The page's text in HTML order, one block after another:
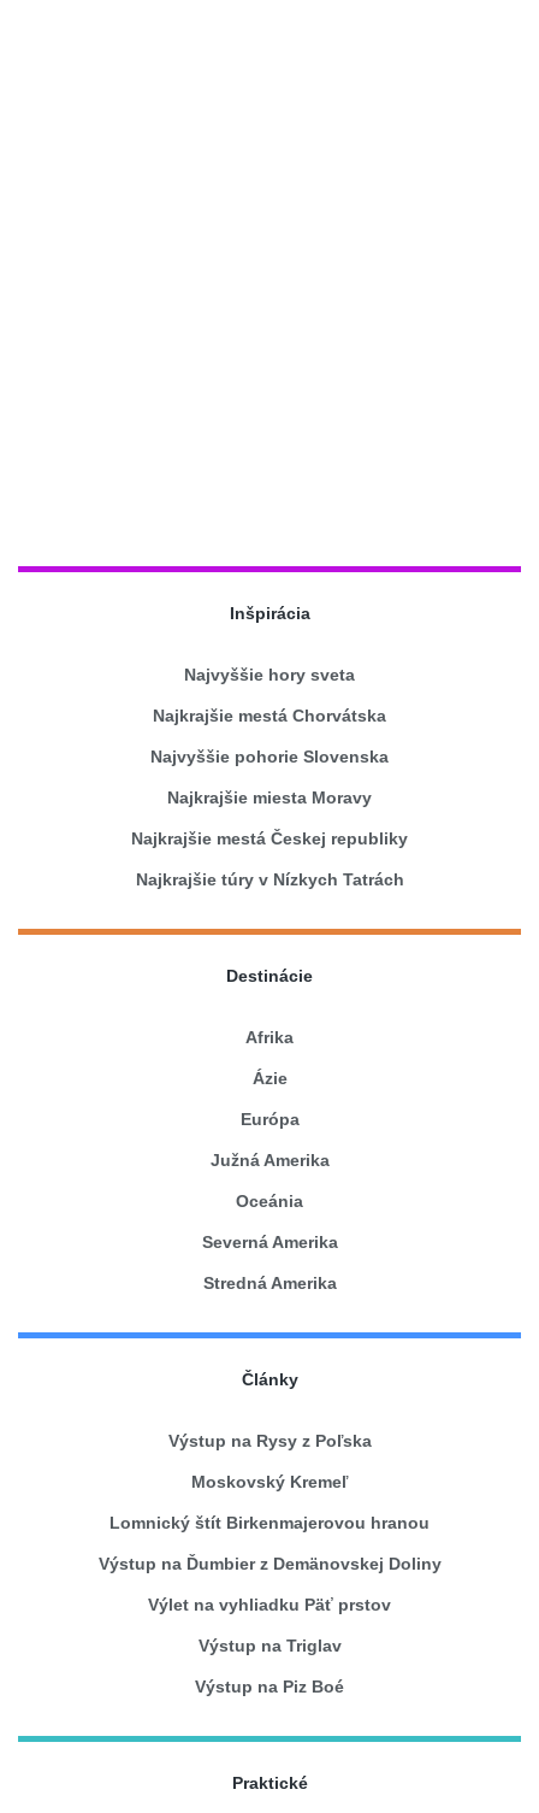
Inšpirácia
Najvyššie hory sveta
Najkrajšie mestá Chorvátska
Najvyššie pohorie Slovenska
Najkrajšie miesta Moravy
Najkrajšie mestá Českej republiky
Najkrajšie túry v Nízkych Tatrách
Destinácie
Afrika
Ázie
Európa
Južná Amerika
Oceánia
Severná Amerika
Stredná Amerika
Články
Výstup na Rysy z Poľska
Moskovský Kremeľ
Lomnický štít Birkenmajerovou hranou
Výstup na Ďumbier z Demänovskej Doliny
Výlet na vyhliadku Päť prstov
Výstup na Triglav
Výstup na Piz Boé
Praktické